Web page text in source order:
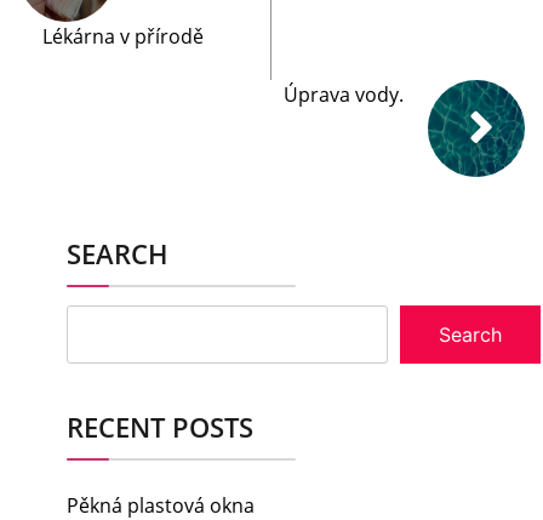
Lékárna v přírodě
Úprava vody.
SEARCH
Search
RECENT POSTS
Pěkná plastová okna